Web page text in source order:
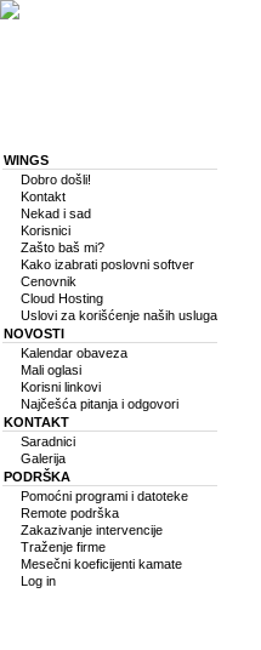
WINGS
Dobro došli!
Kontakt
Nekad i sad
Korisnici
Zašto baš mi?
Kako izabrati poslovni softver
Cenovnik
Cloud Hosting
Uslovi za korišćenje naših usluga
NOVOSTI
Kalendar obaveza
Mali oglasi
Korisni linkovi
Najčešća pitanja i odgovori
KONTAKT
Saradnici
Galerija
PODRŠKA
Pomoćni programi i datoteke
Remote podrška
Zakazivanje intervencije
Traženje firme
Mesečni koeficijenti kamate
Log in